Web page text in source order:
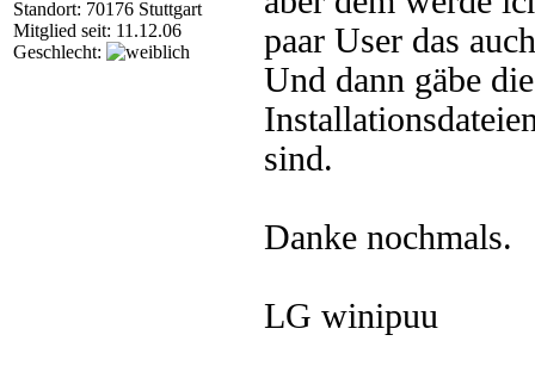
Standort: 70176 Stuttgart
Mitglied seit: 11.12.06
Geschlecht:
paar User das
Und dann gäbe
sind.
Danke nochmals.
LG winipuu